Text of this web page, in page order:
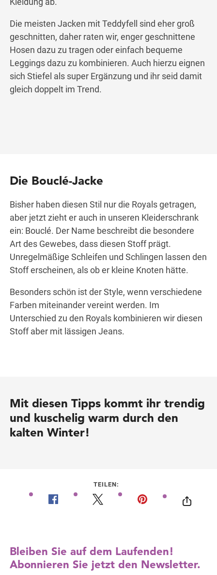
Die meisten Jacken mit Teddyfell sind eher groß
geschnitten, daher raten wir, enger geschnittene
Hosen dazu zu tragen oder einfach bequeme
Leggings dazu zu kombinieren. Auch hierzu eignen
sich Stiefel als super Ergänzung und ihr seid damit
gleich doppelt im Trend.
Die Bouclé-Jacke
Bisher haben diesen Stil nur die Royals getragen,
aber jetzt zieht er auch in unseren Kleiderschrank
ein: Bouclé. Der Name beschreibt die besondere
Art des Gewebes, dass diesen Stoff prägt.
Unregelmäßige Schleifen und Schlingen lassen den
Stoff erscheinen, als ob er kleine Knoten hätte.
Besonders schön ist der Style, wenn verschiedene
Farben miteinander vereint werden. Im
Unterschied zu den Royals kombinieren wir diesen
Stoff aber mit lässigen Jeans.
Mit diesen Tipps kommt ihr trendig
und kuschelig warm durch den
kalten Winter!
TEILEN: